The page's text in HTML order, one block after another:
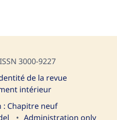
3000-9227
de la revue
intérieur
: Chapitre neuf
Administration only